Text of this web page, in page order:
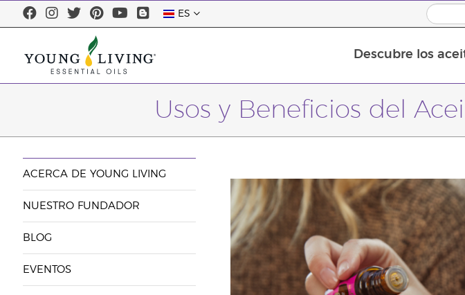
ES
Descubre los
Usos y Beneficios del
ACERCA DE YOUNG LIVING
NUESTRO FUNDADOR
BLOG
EVENTOS